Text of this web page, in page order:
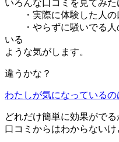
いろんな口コミを見てみた
・実際に体験した人の
・やらずに騒いでる人
いる
ような気がします。
違うかな？
わたしが気になっているの
どれだけ簡単に効果がでる
口コミからはわからないけ